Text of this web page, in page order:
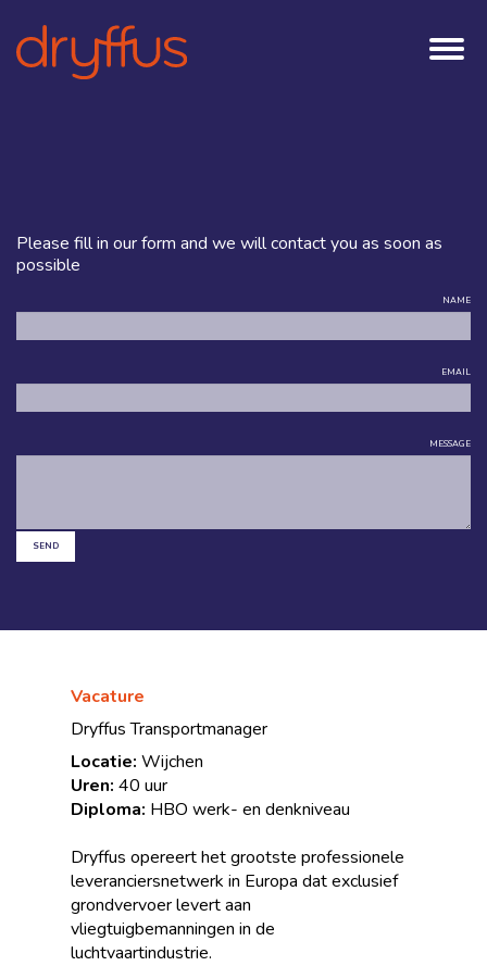
Please fill in our form and we will contact you as soon as
possible
NAME
EMAIL
MESSAGE
SEND
Vacature
Dryffus Transportmanager
Locatie: Wijchen
Uren: 40 uur
Diploma: HBO werk- en denkniveau
Dryffus opereert het grootste professionele
leveranciersnetwerk in Europa dat exclusief
grondvervoer levert aan
vliegtuigbemanningen in de
luchtvaartindustrie.